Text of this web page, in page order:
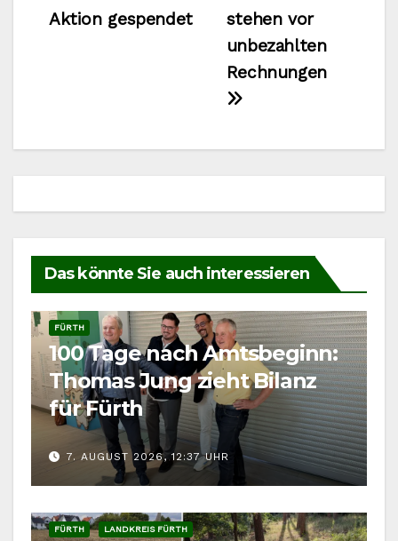
stehen vor
unbezahlten
Rechnungen
Aktion gespendet
Das könnte Sie auch interessieren
FÜRTH
100 Tage nach Amtsbeginn:
Thomas Jung zieht Bilanz
für Fürth
7. AUGUST 2026, 12:37 UHR
FÜRTH LANDKREIS FÜRTH